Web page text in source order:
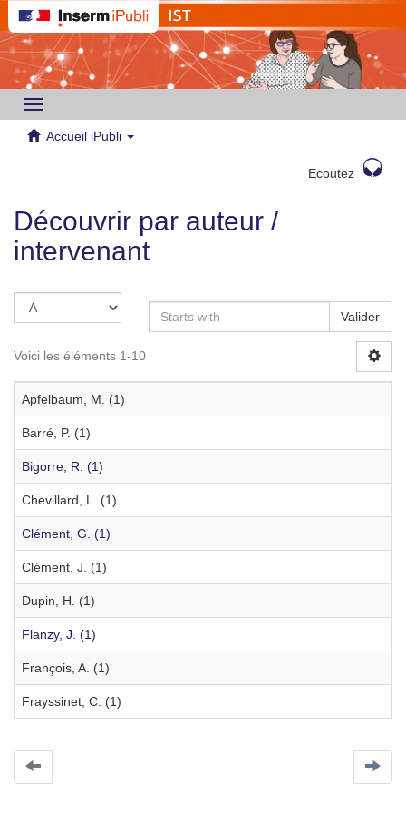
Toggle
navigation
Accueil iPubli
Ecoutez
Découvrir par auteur /
intervenant
Valider
Voici les éléments 1-10
Apfelbaum, M. (1)
Barré, P. (1)
Bigorre, R. (1)
Chevillard, L. (1)
Clément, G. (1)
Clément, J. (1)
Dupin, H. (1)
Flanzy, J. (1)
François, A. (1)
Frayssinet, C. (1)